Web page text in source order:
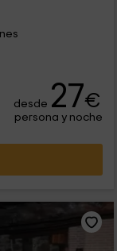
desde 27€
persona y noche